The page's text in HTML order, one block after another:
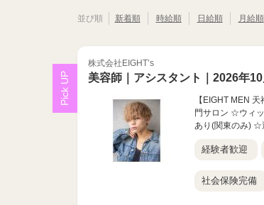
並び順 新着順 時給順 日給順 月給順
株式会社EIGHT’s
美容師｜アシスタント｜2026年
【EIGHT MEN
門サロン ☆ウィ
あり(関東のみ) ☆
経験者歓迎
社会保険完備